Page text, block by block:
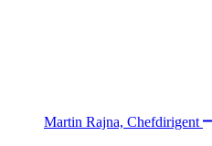
Martin Rajna, Chefdirigent